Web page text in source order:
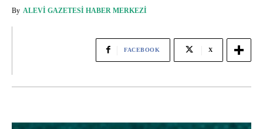
By ALEVI GAZETESI HABER MERKEZI
FACEBOOK X